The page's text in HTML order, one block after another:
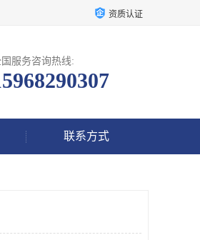
资质认证
服务咨询热线:
联系方式